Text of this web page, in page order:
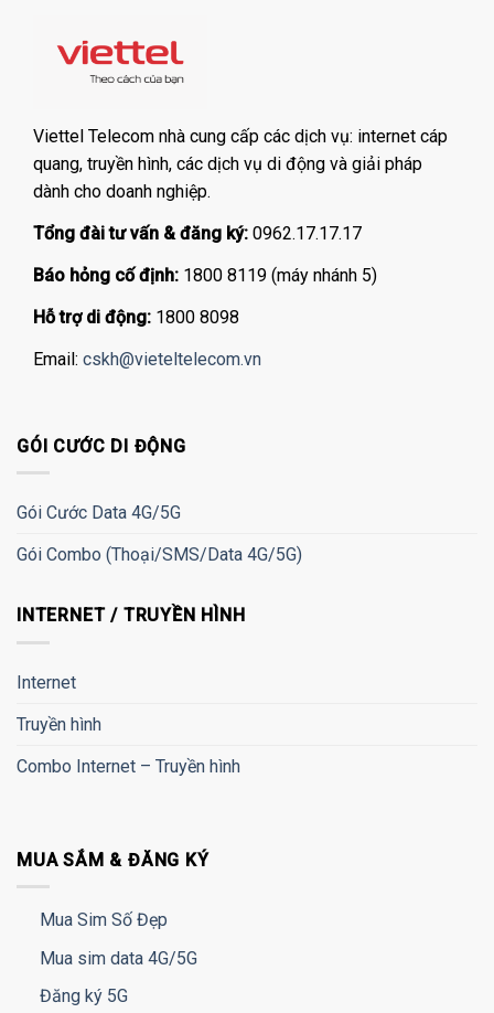
Viettel Telecom nhà cung cấp các dịch vụ: internet cáp
quang, truyền hình, các dịch vụ di động và giải pháp
dành cho doanh nghiệp.
Tổng đài tư vấn & đăng ký: 0962.17.17.17
Báo hỏng cố định: 1800 8119 (máy nhánh 5)
Hỗ trợ di động: 1800 8098
Email: cskh@vieteltelecom.vn
GÓI CƯỚC DI ĐỘNG
Gói Cước Data 4G/5G
Gói Combo (Thoại/SMS/Data 4G/5G)
INTERNET / TRUYỀN HÌNH
Internet
Truyền hình
Combo Internet – Truyền hình
MUA SẮM & ĐĂNG KÝ
Mua Sim Số Đẹp
Mua sim data 4G/5G
Đăng ký 5G